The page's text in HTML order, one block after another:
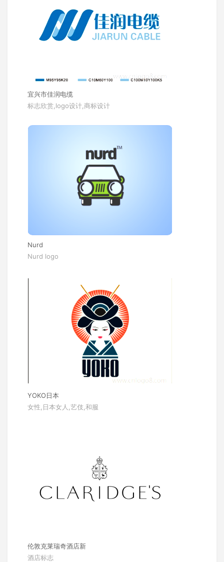
宜兴市佳润电缆
标志欣赏,logo设计,商标设计
Nurd
Nurd logo
YOKO日本
女性,日本女人,艺伎,和服
伦敦克莱瑞奇酒店新
酒店标志